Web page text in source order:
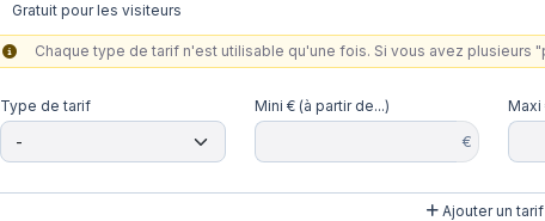
Gratuit pour les visiteurs
Chaque type de tarif n'est utilisable qu'une fois. Si vous avez plusieurs
Type de tarif
Mini € (à partir de...)
€
Maxi
Ajouter un tarif